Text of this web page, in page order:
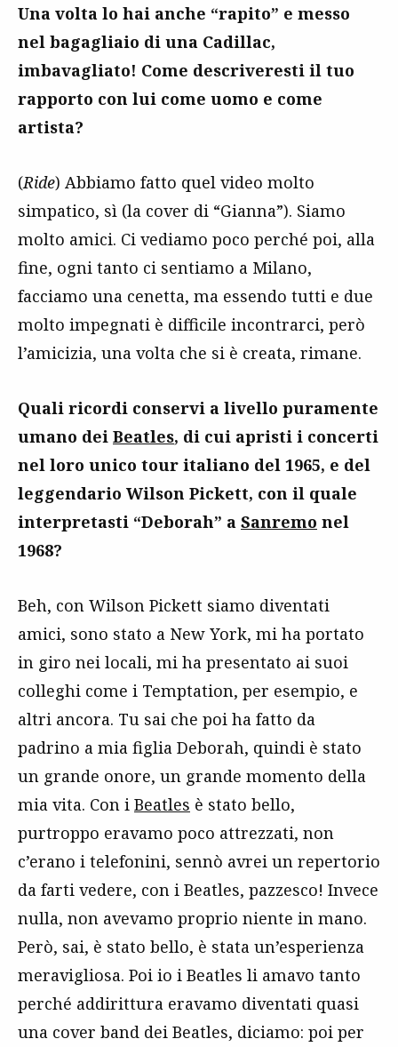
Una volta lo hai anche “rapito” e messo
nel bagagliaio di una Cadillac,
imbavagliato! Come descriveresti il tuo
rapporto con lui come uomo e come
artista?
(Ride) Abbiamo fatto quel video molto
simpatico, sì (la cover di “Gianna”). Siamo
molto amici. Ci vediamo poco perché poi, alla
fine, ogni tanto ci sentiamo a Milano,
facciamo una cenetta, ma essendo tutti e due
molto impegnati è difficile incontrarci, però
l’amicizia, una volta che si è creata, rimane.
Quali ricordi conservi a livello puramente
umano dei Beatles, di cui apristi i concerti
nel loro unico tour italiano del 1965, e del
leggendario Wilson Pickett, con il quale
interpretasti “Deborah” a Sanremo nel
1968?
Beh, con Wilson Pickett siamo diventati
amici, sono stato a New York, mi ha portato
in giro nei locali, mi ha presentato ai suoi
colleghi come i Temptation, per esempio, e
altri ancora. Tu sai che poi ha fatto da
padrino a mia figlia Deborah, quindi è stato
un grande onore, un grande momento della
mia vita. Con i Beatles è stato bello,
purtroppo eravamo poco attrezzati, non
c’erano i telefonini, sennò avrei un repertorio
da farti vedere, con i Beatles, pazzesco! Invece
nulla, non avevamo proprio niente in mano.
Però, sai, è stato bello, è stata un’esperienza
meravigliosa. Poi io i Beatles li amavo tanto
perché addirittura eravamo diventati quasi
una cover band dei Beatles, diciamo: poi per